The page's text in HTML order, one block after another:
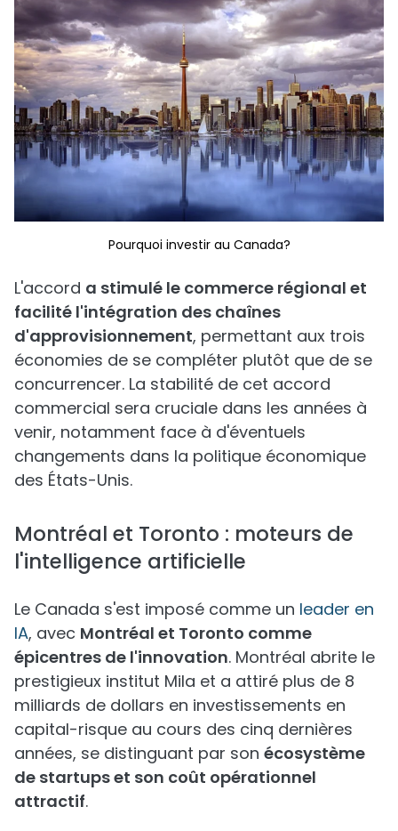
Pourquoi investir au Canada?
L'accord a stimulé le commerce régional et
facilité l'intégration des chaînes
d'approvisionnement, permettant aux trois
économies de se compléter plutôt que de se
concurrencer. La stabilité de cet accord
commercial sera cruciale dans les années à
venir, notamment face à d'éventuels
changements dans la politique économique
des États-Unis.
Montréal et Toronto : moteurs de
l'intelligence artificielle
Le Canada s'est imposé comme un leader en
IA, avec Montréal et Toronto comme
épicentres de l'innovation. Montréal abrite le
prestigieux institut Mila et a attiré plus de 8
milliards de dollars en investissements en
capital-risque au cours des cinq dernières
années, se distinguant par son écosystème
de startups et son coût opérationnel
attractif.